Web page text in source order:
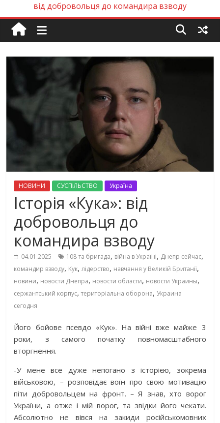
від добровольця до командира взводу
НОВИНИ СУСПІЛЬСТВО Україна
Історія «Кука»: від
добровольця до
командира взводу
04.01.2025 108-та бригада, війна в Україні, Днепр сейчас,
командир взводу, Кук,лідерство, навчання у Великій Британії,
новини, новости Днепра, новости области, новости Украины,
сержантський корпус,територіальна оборона, Украина
сегодня
Його бойове псевдо «Кук». На війні вже майже 3
роки, з самого початку повномасштабного
вторгнення.
-У мене все дуже непогано з історією, зокрема
військовою, – розповідає воїн про свою мотивацію
піти добровольцем на фронт. – Я знав, хто ворог
України, а отже і мій ворог, та звідки його чекати.
Абсолютно не вівся на закиди російськомовних